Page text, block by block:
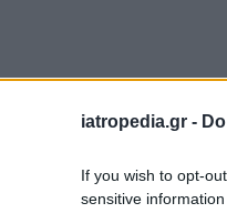
iatropedia.gr -
If you wish to opt-
sensitive